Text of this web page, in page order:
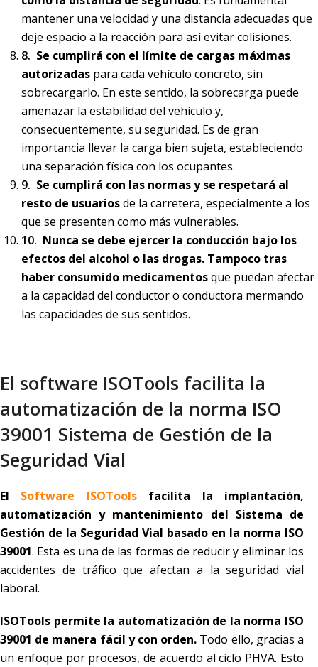
mantener una velocidad y una distancia adecuadas que
deje espacio a la reacción para así evitar colisiones.
Se cumplirá con el límite de cargas máximas
autorizadas para cada vehículo concreto, sin
sobrecargarlo. En este sentido, la sobrecarga puede
amenazar la estabilidad del vehículo y,
consecuentemente, su seguridad. Es de gran
importancia llevar la carga bien sujeta, estableciendo
una separación física con los ocupantes.
Se cumplirá con las normas y se respetará al
resto de usuariosde la carretera, especialmente a los
que se presenten como más vulnerables.
Nunca se debe ejercer la conducción bajo los
efectos del alcohol o las drogas. Tampoco tras
haber consumido medicamentosque puedan afectar
a la capacidad del conductor o conductora mermando
las capacidades de sus sentidos.
El software ISOTools facilita la
automatización de la norma ISO
39001 Sistema de Gestión de la
Seguridad Vial
El Software ISOToolsfacilita la implantación,
automatización y mantenimiento del Sistema de
Gestión de la Seguridad Vial basado en la norma ISO
39001. Esta es una de las formas de reducir y eliminar los
accidentes de tráfico que afectan a la seguridad vial
laboral.
ISOTools permite la automatización de la norma ISO
39001 de manera fácil y con orden. Todo ello, gracias a
un enfoque por procesos, de acuerdo al ciclo PHVA. Esto